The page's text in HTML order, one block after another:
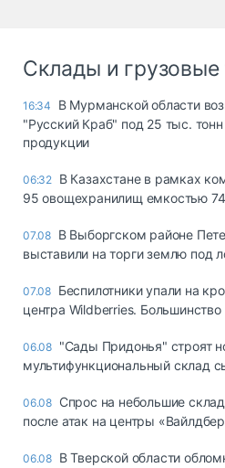
Склады и
16:34
В Мурманской области
"Русский Краб" под 25 тыс.
продукции
06:32 В Казахстане в рамках
95 овощехранилищ емкостью
07.08 В Выборгском районе
выставили на торги землю под
07.08 Беспилотники упали на
центра Wildberries.
06.08 "Сады Придонья" строят
мультифункциональный склад
06.08 Спрос на небольшие
после атак на центры
06.08 В Тверской области